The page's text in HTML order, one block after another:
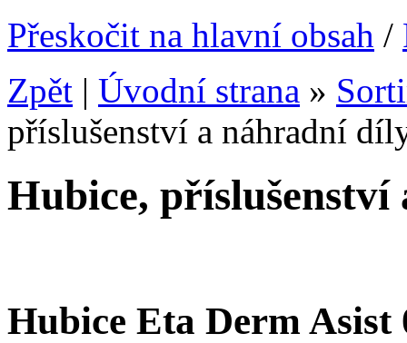
Přeskočit na hlavní obsah /
Zpět | Úvodní strana »
příslušenství a náhradní
Hubice,
Hubice Eta Derm Asist